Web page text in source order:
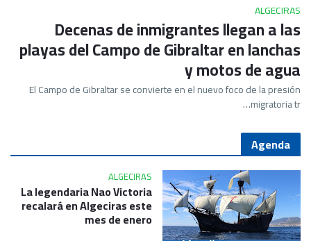
ALGECIRAS
Decenas de inmigrantes llegan a las
playas del Campo de Gibraltar en lanchas
y motos de agua
El Campo de Gibraltar se convierte en el nuevo foco de la presión
migratoria tr…
Agenda
ALGECIRAS
La legendaria Nao Victoria
recalará en Algeciras este
mes de enero